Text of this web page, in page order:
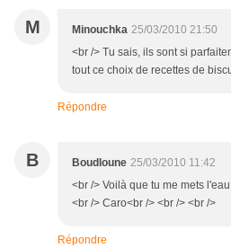
M Minouchka 25/03/2010 21:50
<br /> Tu sais, ils sont si
tout ce choix de recettes de
Répondre
B Boudloune 25/03/2010 11:42
<br /> Voilà que tu me mets
<br /> Caro<br /> <br /> <br />
Répondre